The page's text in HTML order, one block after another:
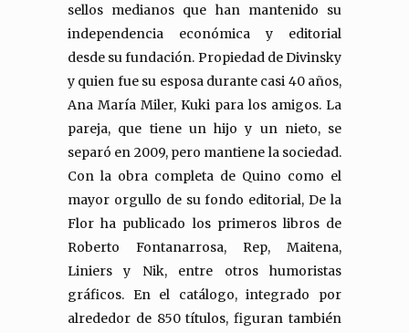
sellos medianos que han mantenido su
independencia económica y editorial
desde su fundación. Propiedad de Divinsky
y quien fue su esposa durante casi 40 años,
Ana María Miler, Kuki para los amigos. La
pareja, que tiene un hijo y un nieto, se
separó en 2009, pero mantiene la sociedad.
Con la obra completa de Quino como el
mayor orgullo de su fondo editorial, De la
Flor ha publicado los primeros libros de
Roberto Fontanarrosa, Rep, Maitena,
Liniers y Nik, entre otros humoristas
gráficos. En el catálogo, integrado por
alrededor de 850 títulos, figuran también